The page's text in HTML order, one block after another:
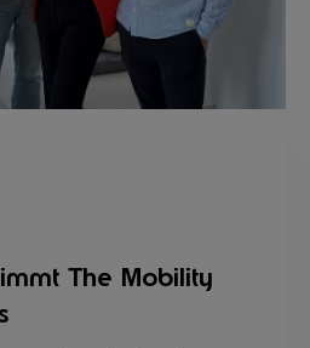
The Mobility